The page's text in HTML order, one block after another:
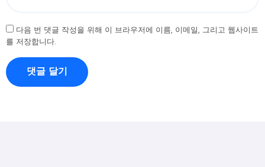
다음 번 댓글 작성을 위해 이 브라우저에 이름, 이메일, 그리고 웹사이트
를 저장합니다.